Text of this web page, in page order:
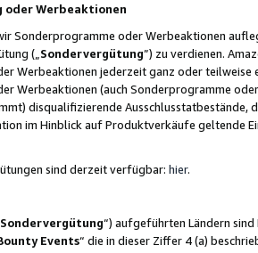
oder Werbeaktionen
Sonderprogramme oder Werbeaktionen
(„ Sondervergütung”) zu verdienen.
Werbeaktionen jederzeit ganz oder
Werbeaktionen (auch Sonderprogramme
disqualifizierende Ausschlusstatbestände,
im Hinblick auf Produktverkäufe geltende
sind derzeit verfügbar: hier.
Sondervergütung“) aufgeführten Ländern
Events“ die in dieser Ziffer 4 (a)